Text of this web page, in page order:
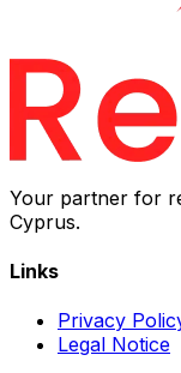
Your partner for
Cyprus.
Links
Privacy
Legal Notice